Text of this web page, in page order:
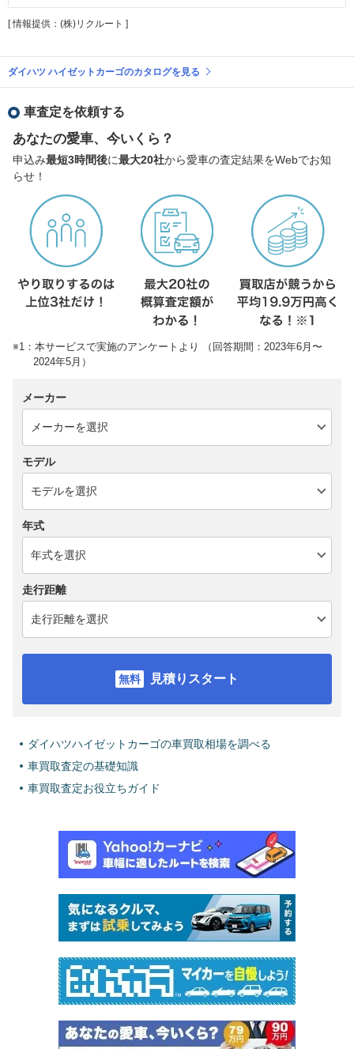
[ 情報提供：(株)リクルート ]
ダイハツ ハイゼットカーゴのカタログを見る
車査定を依頼する
あなたの愛車、今いくら？
申込み最短3時間後に最大20社から愛車の査定結果をWebでお知
らせ！
※1：本サービスで実施のアンケートより （回答期間：2023年6月〜
2024年5月）
メーカー
モデル
年式
走行距離
見積りスタート
ダイハツハイゼットカーゴの車買取相場を調べる
車買取査定の基礎知識
車買取査定お役立ちガイド